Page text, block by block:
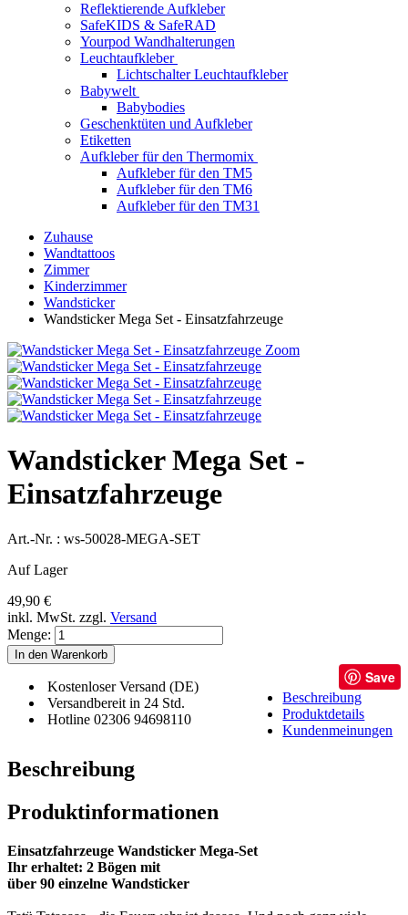
Reflektierende Aufkleber
SafeKIDS & SafeRAD
Yourpod Wandhalterungen
Leuchtaufkleber
Lichtschalter Leuchtaufkleber
Babywelt
Babybodies
Geschenktüten und Aufkleber
Etiketten
Aufkleber für den Thermomix
Aufkleber für den TM5
Aufkleber für den TM6
Aufkleber für den TM31
Zuhause
Wandtattoos
Zimmer
Kinderzimmer
Wandsticker
Wandsticker Mega Set - Einsatzfahrzeuge
Zoom
Wandsticker Mega Set -
Einsatzfahrzeuge
Art.-Nr. : ws-50028-MEGA-SET
Auf Lager
49,90 €
inkl. MwSt. zzgl. Versand
Menge:
In den Warenkorb
Kostenloser Versand (DE)
Versandbereit in 24 Std.
Hotline 02306 94698110
Save
Beschreibung
Produktdetails
Kundenmeinungen
Beschreibung
Produktinformationen
Einsatzfahrzeuge Wandsticker Mega-Set
Ihr erhaltet: 2 Bögen mit
über 90 einzelne Wandsticker